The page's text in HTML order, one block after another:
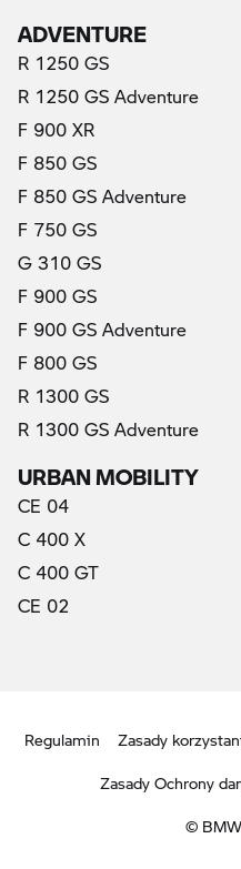
ADVENTURE
R 1250 GS
R 1250 GS Adventure
F 900 XR
F 850 GS
F 850 GS Adventure
F 750 GS
G 310 GS
F 900 GS
F 900 GS Adventure
F 800 GS
R 1300 GS
R 1300 GS Adventure
URBAN MOBILITY
CE 04
C 400 X
C 400 GT
CE 02
Regulamin Zasady
Zasady Ochrony
©